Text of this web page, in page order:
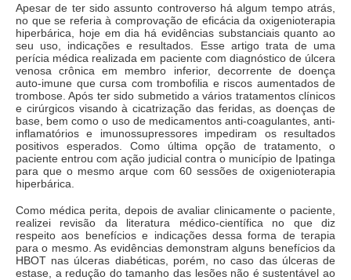
Apesar de ter sido assunto controverso há algum tempo atrás,
no que se referia à comprovação de eficácia da oxigenioterapia
hiperbárica, hoje em dia há evidências substanciais quanto ao
seu uso, indicações e resultados. Esse artigo trata de uma
perícia médica realizada em paciente com diagnóstico de úlcera
venosa crônica em membro inferior, decorrente de doença
auto-imune que cursa com trombofilia e riscos aumentados de
trombose. Após ter sido submetido a vários tratamentos clínicos
e cirúrgicos visando à cicatrização das feridas, as doenças de
base, bem como o uso de medicamentos anti-coagulantes, anti-
inflamatórios e imunossupressores impediram os resultados
positivos esperados. Como última opção de tratamento, o
paciente entrou com ação judicial contra o município de Ipatinga
para que o mesmo arque com 60 sessões de oxigenioterapia
hiperbárica.
Como médica perita, depois de avaliar clinicamente o paciente,
realizei revisão da literatura médico-científica no que diz
respeito aos benefícios e indicações dessa forma de terapia
para o mesmo. As evidências demonstram alguns benefícios da
HBOT nas úlceras diabéticas, porém, no caso das úlceras de
estase, a redução do tamanho das lesões não é sustentável ao